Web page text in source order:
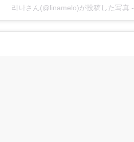
리나さん(@linamelo)が投稿した写真 -